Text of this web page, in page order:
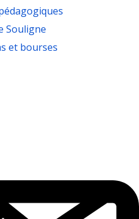
Souligne
et bourses